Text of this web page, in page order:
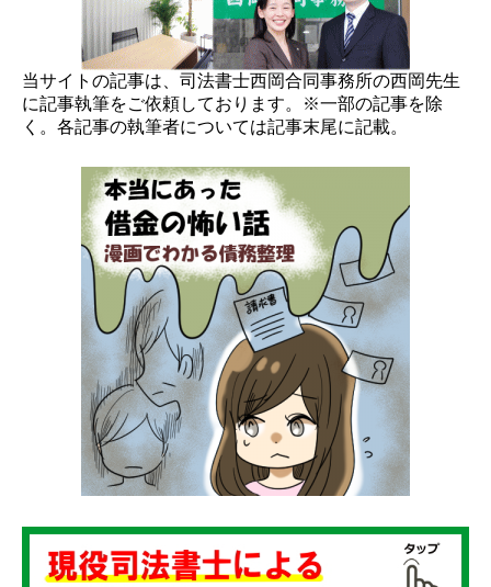
当サイトの記事は、司法書士西岡合同事務所の西岡先生
に記事執筆をご依頼しております。※一部の記事を除
く。各記事の執筆者については記事末尾に記載。